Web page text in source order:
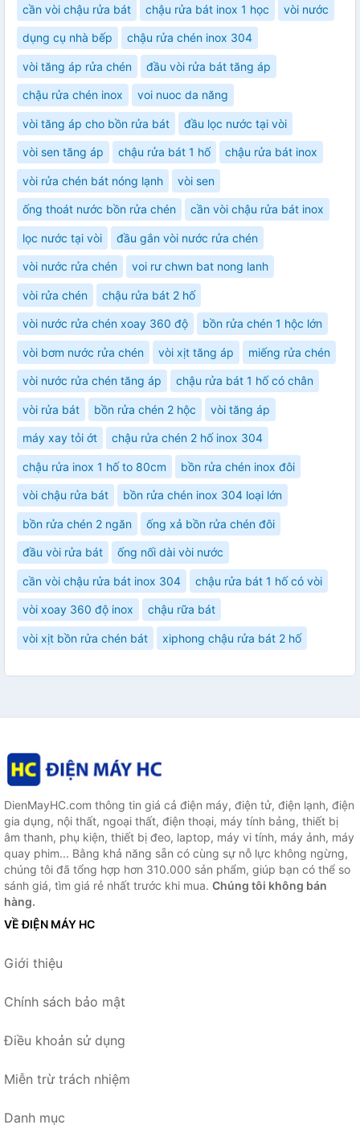
cần vòi chậu rửa bát chậu rửa bát inox 1 học vòi nước
dụng cụ nhà bếp chậu rửa chén inox 304
vòi tăng áp rửa chén đầu vòi rửa bát tăng áp
chậu rửa chén inox voi nuoc da năng
vòi tăng áp cho bồn rửa bát đầu lọc nước tại vòi
vòi sen tăng áp chậu rửa bát 1 hố chậu rửa bát inox
vòi rửa chén bát nóng lạnh vòi sen
ống thoát nước bồn rửa chén cần vòi chậu rửa bát inox
lọc nước tại vòi đầu gắn vòi nước rửa chén
vòi nước rửa chén voi rư chwn bat nong lanh
vòi rửa chén chậu rửa bát 2 hố
vòi nước rửa chén xoay 360 độ bồn rửa chén 1 hộc lớn
vòi bơm nước rửa chén vòi xịt tăng áp miếng rửa chén
vòi nước rửa chén tăng áp chậu rửa bát 1 hố có chân
vòi rửa bát bồn rửa chén 2 hộc vòi tăng áp
máy xay tỏi ớt chậu rửa chén 2 hố inox 304
chậu rửa inox 1 hố to 80cm bồn rửa chén inox đôi
vòi chậu rửa bát bồn rửa chén inox 304 loại lớn
bồn rửa chén 2 ngăn ống xả bồn rửa chén đôi
đầu vòi rửa bát ống nối dài vòi nước
cần vòi chậu rửa bát inox 304 chậu rửa bát 1 hố có vòi
vòi xoay 360 độ inox chậu rữa bát
vòi xịt bồn rửa chén bát xiphong chậu rửa bát 2 hố
DienMayHC.com thông tin giá cả điện máy, điện tử, điện lạnh, điện
gia dụng, nội thất, ngoại thất, điện thoại, máy tính bảng, thiết bị
âm thanh, phụ kiện, thiết bị đeo, laptop, máy vi tính, máy ảnh, máy
quay phim... Bằng khả năng sẵn có cùng sự nỗ lực không ngừng,
chúng tôi đã tổng hợp hơn 310.000 sản phẩm, giúp bạn có thể so
sánh giá, tìm giá rẻ nhất trước khi mua. Chúng tôi không bán
hàng.
VỀ ĐIỆN MÁY HC
Giới thiệu
Chính sách bảo mật
Điều khoản sử dụng
Miễn trừ trách nhiệm
Danh mục